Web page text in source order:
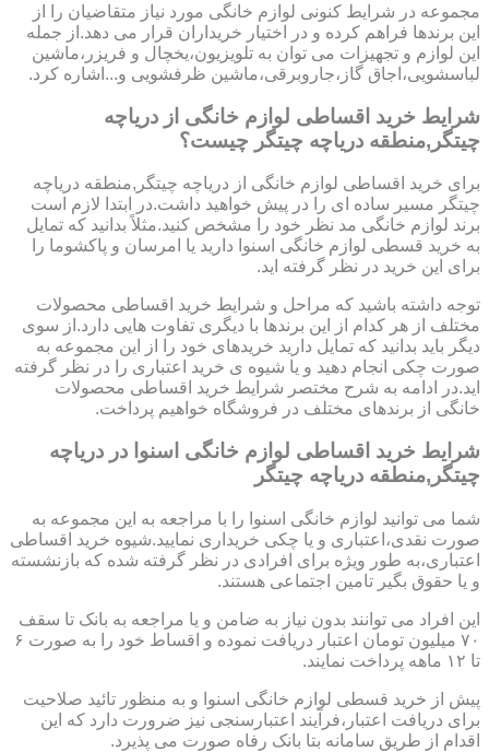
مجموعه در شرایط کنونی لوازم خانگی مورد نیاز متقاضیان را از
این برندها فراهم کرده و در اختیار خریداران قرار می دهد.از جمله
این لوازم و تجهیزات می توان به تلویزیون،یخچال و فریزر،ماشین
لباسشویی،اجاق گاز،جاروبرقی،ماشین ظرفشویی و...اشاره کرد.
شرایط خرید اقساطی لوازم خانگی از دریاچه
چیتگر,منطقه دریاچه چیتگر چیست؟
برای خرید اقساطی لوازم خانگی از دریاچه چیتگر,منطقه دریاچه
چیتگر مسیر ساده ای را در پیش خواهید داشت.در ابتدا لازم است
برند لوازم خانگی مد نظر خود را مشخص کنید.مثلاً بدانید که تمایل
به خرید قسطی لوازم خانگی اسنوا دارید یا امرسان و پاکشوما را
برای این خرید در نظر گرفته اید.
توجه داشته باشید که مراحل و شرایط خرید اقساطی محصولات
مختلف از هر کدام از این برندها با دیگری تفاوت هایی دارد.از سوی
دیگر باید بدانید که تمایل دارید خریدهای خود را از این مجموعه به
صورت چکی انجام دهید و یا شیوه ی خرید اعتباری را در نظر گرفته
اید.در ادامه به شرح مختصر شرایط خرید اقساطی محصولات
خانگی از برندهای مختلف در فروشگاه خواهیم پرداخت.
شرایط خرید اقساطی لوازم خانگی اسنوا در دریاچه
چیتگر,منطقه دریاچه چیتگر
شما می توانید لوازم خانگی اسنوا را با مراجعه به این مجموعه به
صورت نقدی،اعتباری و یا چکی خریداری نمایید.شیوه خرید اقساطی
اعتباری،به طور ویژه برای افرادی در نظر گرفته شده که بازنشسته
و یا حقوق بگیر تامین اجتماعی هستند.
این افراد می توانند بدون نیاز به ضامن و یا مراجعه به بانک تا سقف
۷۰ میلیون تومان اعتبار دریافت نموده و اقساط خود را به صورت ۶
تا ۱۲ ماهه پرداخت نمایند.
پیش از خرید قسطی لوازم خانگی اسنوا و به منظور تائید صلاحیت
برای دریافت اعتبار،فرآیند اعتبارسنجی نیز ضرورت دارد که این
اقدام از طریق سامانه بتا بانک رفاه صورت می پذیرد.